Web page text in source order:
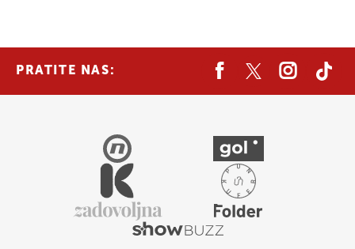
PRATITE NAS: